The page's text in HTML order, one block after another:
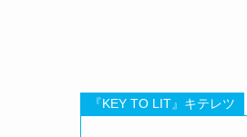
『KEY TO LIT』キテレツ